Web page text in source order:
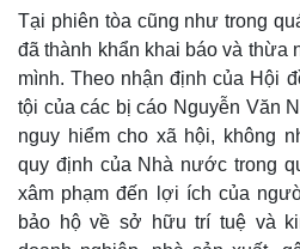
Thế giới
Quan sát
Cuộc sống đó đây
Hồ sơ
Tại phiên tòa cũng như trong
đã thành khẩn khai báo và thừa
mình. Theo nhận định của Hội
tội của các bị cáo Nguyễn Văn
nguy hiểm cho xã hội, không
quy định của Nhà nước trong
xâm phạm đến lợi ích của
bảo hộ về sở hữu trí tuệ và